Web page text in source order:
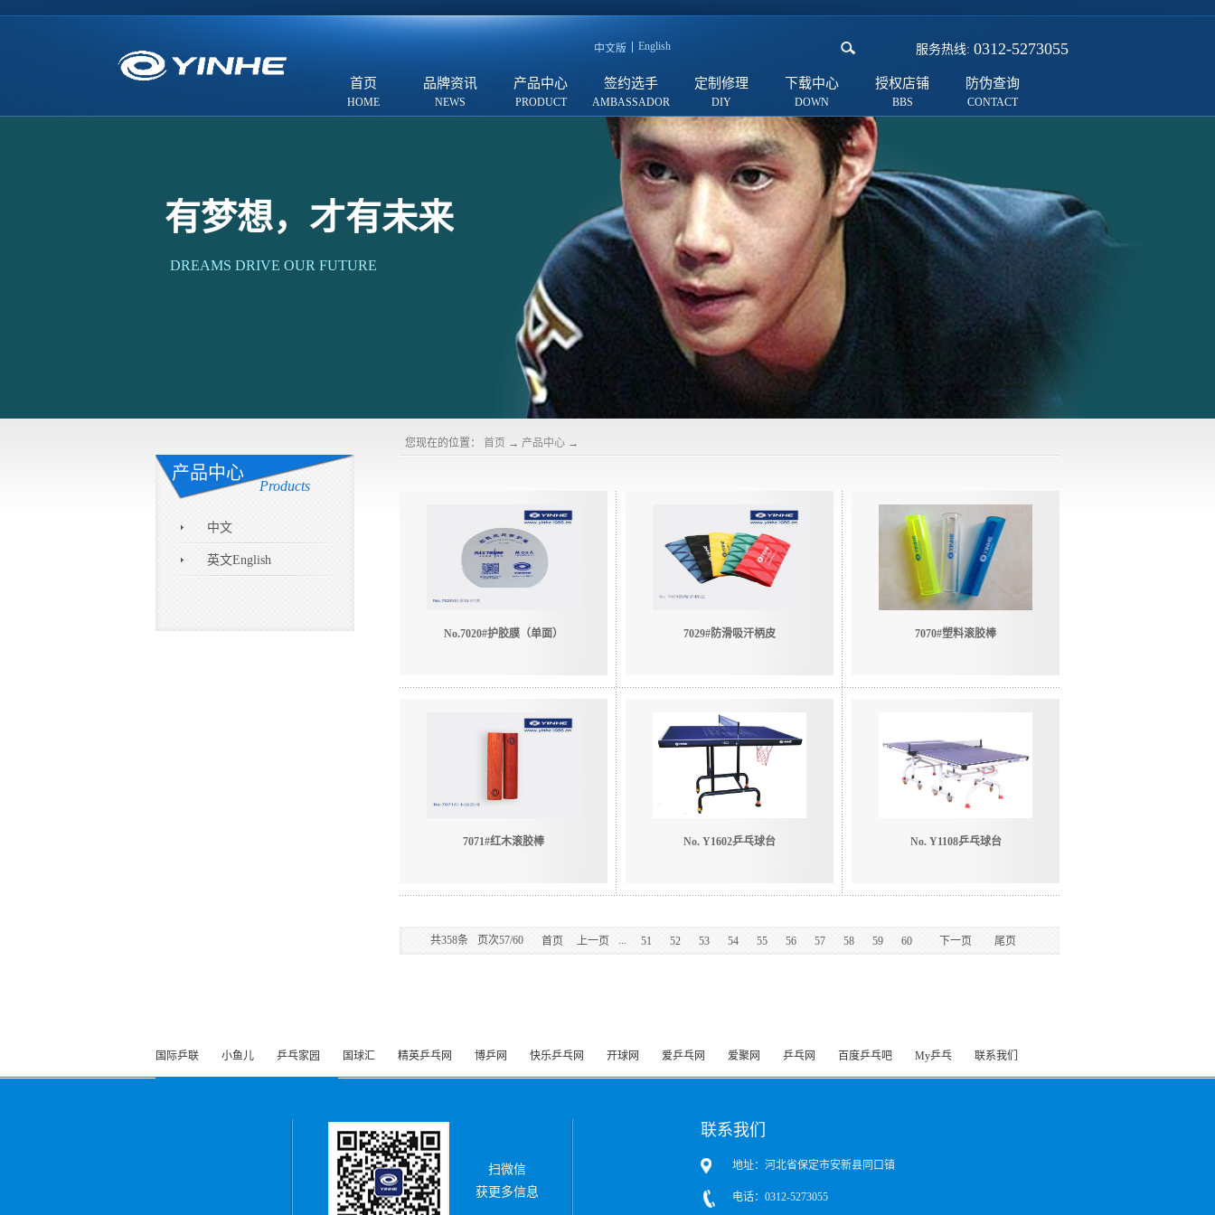
中文版 English 服务热线: 0312-5273055
首页 品牌资讯 产品中心 签约选手 定制修理 下载中心 授权店铺 防伪查询
有梦想，才有未来
DREAMS DRIVE OUR FUTURE
产品中心
Products
中文
英文English
您现在的位置： 首页 → 产品中心 →
No.7020#护胶膜（单面） 7029#防滑吸汗柄皮 7070#塑料滚胶棒
7071#红木滚胶棒 No. Y1602乒乓球台 No. Y1108乒乓球台
共358条 页次57/60 首页 上一页 ... 51 52 53 54 55 56 57 58 59 60 下一页 尾页
国际乒联 小鱼儿 乒乓家园 国球汇 精英乒乓网 博乒网 快乐乒乓网 开球网 爱乒乓网 爱聚网 乒乓网 百度乒乓吧 My乒乓 联系我们
扫微信
获更多信息
联系我们
地址：河北省保定市安新县同口镇
电话：0312-5273055